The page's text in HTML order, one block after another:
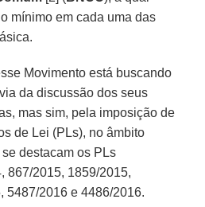
mínimo em cada uma das
Movimento está buscando
da discussão dos seus
mas sim, pela imposição de
de Lei (PLs), no âmbito
destacam os PLs
867/2015, 1859/2015,
5487/2016 e 4486/2016.